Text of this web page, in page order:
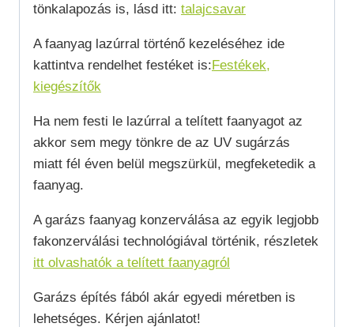
tönkalapozás is, lásd itt: talajcsavar
A faanyag lazúrral történő kezeléséhez ide
kattintva rendelhet festéket is:Festékek,
kiegészítők
Ha nem festi le lazúrral a telített faanyagot az
akkor sem megy tönkre de az UV sugárzás
miatt fél éven belül megszürkül, megfeketedik a
faanyag.
A garázs faanyag konzerválása az egyik legjobb
fakonzerválási technológiával történik, részletek
itt olvashatók a telített faanyagról
Garázs építés fából akár egyedi méretben is
lehetséges. Kérjen ajánlatot!